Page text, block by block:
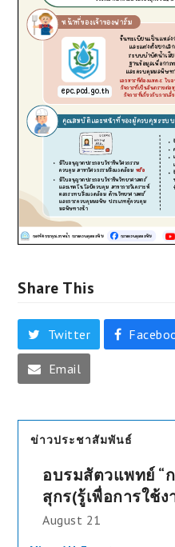
Share This
Twitter
Email
ข่าวประชาสัมพันธ์
อบรมสัตวแพทย์ “
สุกร(รู้เพื่อการใช้ง
August 21